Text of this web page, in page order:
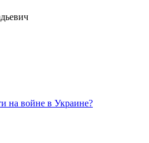
на войне в Украине?